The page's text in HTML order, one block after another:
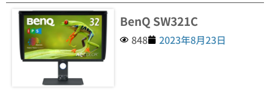
BenQ SW321C
848 2023年8月23日